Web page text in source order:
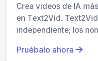
Crea videos de IA
en Text2Vid.
independiente; los
Pruébalo ahora